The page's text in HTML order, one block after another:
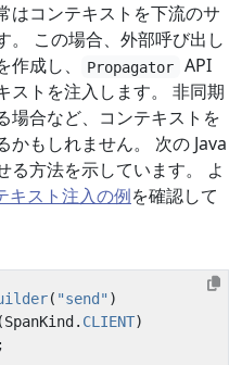
はコンテキストを下流のサ
。 この場合、外部呼び出し
成し、
Propagator
API
ストを注入します。 非同期
場合など、コンテキストを
もしれません。 次の Java
る方法を示しています。 よ
キスト注入の例を確認して
( "send" )
(SpanKind . CLIENT)